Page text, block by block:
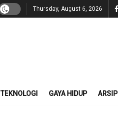
Thursday, August 6, 2026
TEKNOLOGI GAYA HIDUP ARSIP